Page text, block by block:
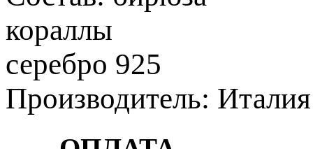
кораллы
серебро 925
Производитель: Италия